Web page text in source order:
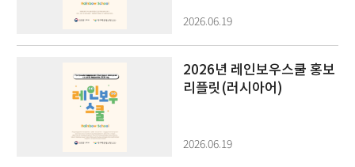
2026.06.19
2026년 레인보우스쿨 홍보
리플릿(러시아어)
2026.06.19